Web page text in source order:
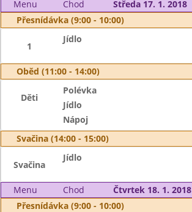
Menu Chod
Středa 17. 1. 2018
Přesnídávka (9:00 - 10:00)
1
Jídlo
Oběd (11:00 - 14:00)
Děti
Polévka
Jídlo
Nápoj
Svačina (14:00 - 15:00)
Svačina
Jídlo
Menu Chod
Čtvrtek 18. 1. 2018
Přesnídávka (9:00 - 10:00)